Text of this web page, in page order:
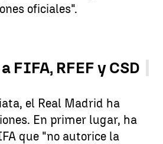
oficiales".
FIFA, RFEF y CSD
el Real Madrid ha
En primer lugar, ha
que "no autorice la